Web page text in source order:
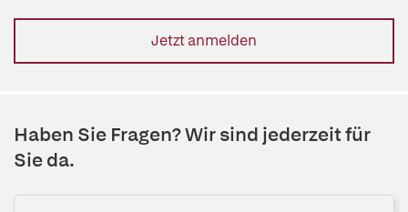
Jetzt anmelden
Haben Sie Fragen? Wir sind jederzeit für
Sie da.